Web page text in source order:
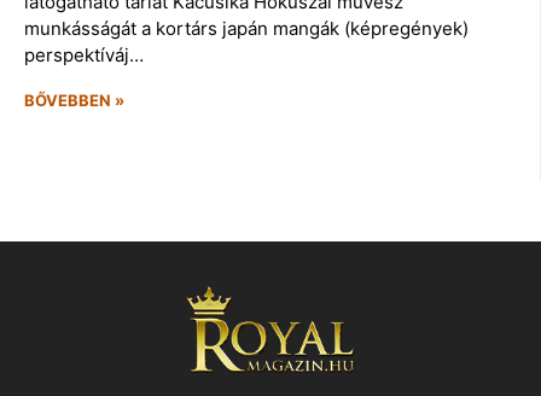
munkásságát a kortárs japán mangák (képregények)
perspektíváj…
BŐVEBBEN »